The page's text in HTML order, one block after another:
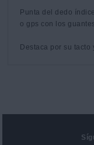
Punta del dedo
o gps con los
Destaca por su